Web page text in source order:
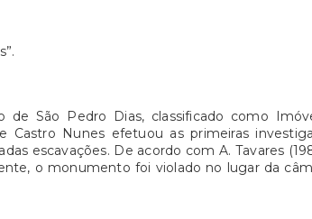
de São Pedro Dias, classificado como
Castro Nunes efetuou as primeiras
escavações. De acordo com A. Tavares
o monumento foi violado no lugar da